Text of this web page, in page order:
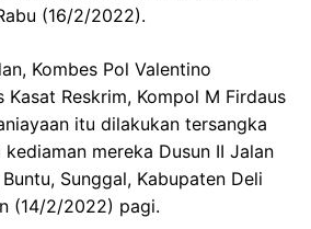
(16/2/2022).
Kombes Pol Valentino
Kasat Reskrim, Kompol M Firdaus
itu dilakukan tersangka
mereka Dusun II Jalan
Sunggal, Kabupaten Deli
(14/2/2022) pagi.